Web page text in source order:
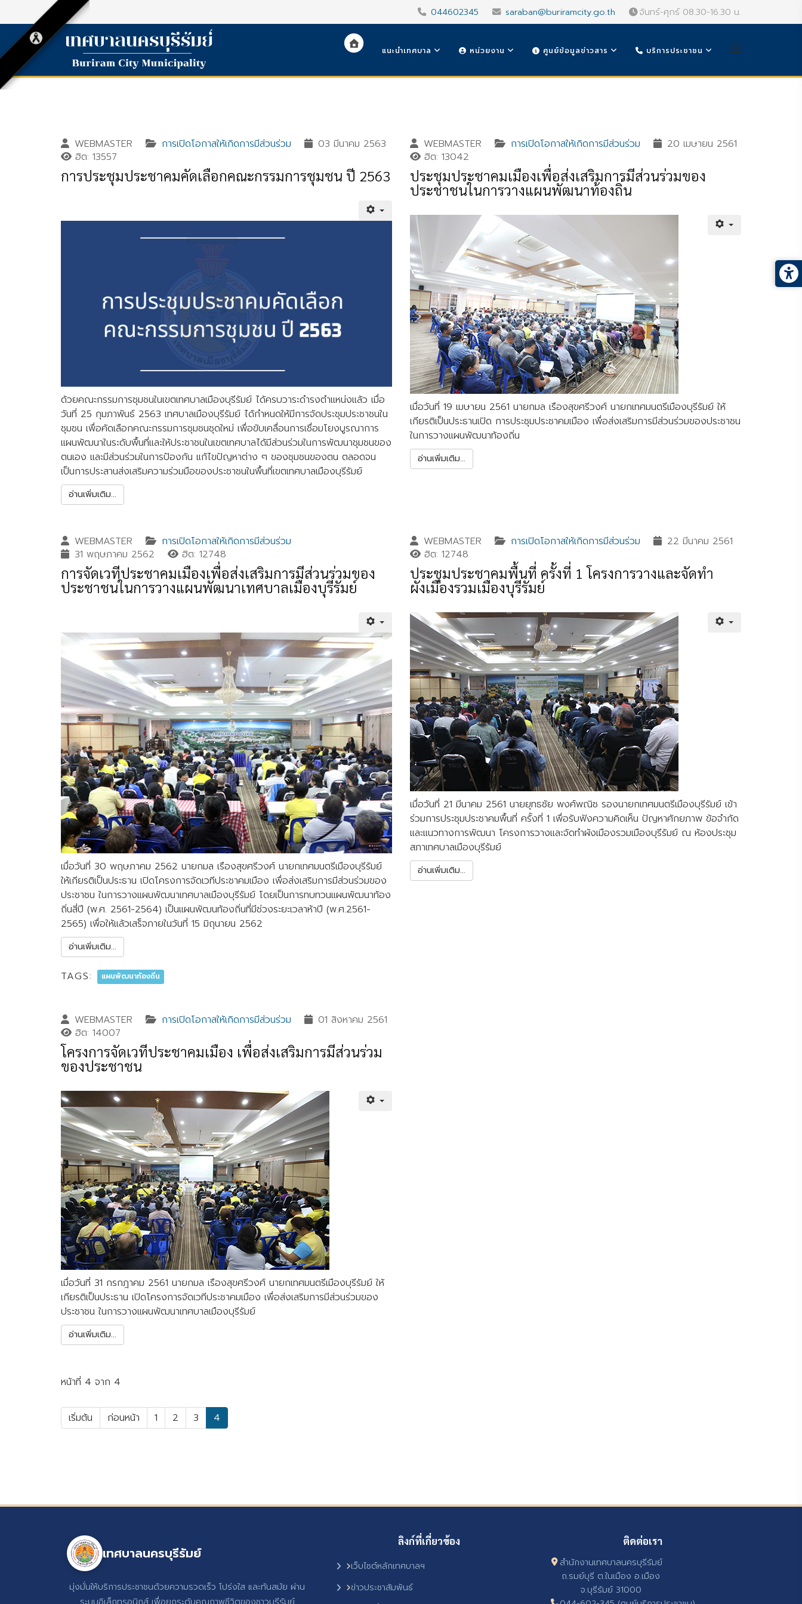
044602345 saraban@buriramcity.go.th จันทร์-ศุกร์ 08.30-16.30 น.
แนะนำเทศบาล หน่วยงาน ศูนย์ข้อมูลข่าวสาร บริการประชาชน
WEBMASTER การเปิดโอกาสให้เกิดการมีส่วนร่วม
03 มีนาคม 2563
ฮิต: 13557
การประชุมประชาคมคัดเลือกคณะกรรมการชุมชน ปี 2563
ด้วยคณะกรรมการชุมชนในเขตเทศบาลเมืองบุรีรัมย์ ได้ครบวาระดำรงตำแหน่งแล้ว เมื่อ
วันที่ 25 กุมภาพันธ์ 2563 เทศบาลเมืองบุรีรัมย์ ได้กำหนดให้มีการจัดประชุมประชาชนใน
ชุมชน เพื่อคัดเลือกคณะกรรมการชุมชนชุดใหม่ เพื่อขับเคลื่อนการเชื่อมโยงบูรณาการ
แผนพัฒนาในระดับพื้นที่และให้ประชาชนในเขตเทศบาลได้มีส่วนร่วมในการพัฒนาชุมชนของ
ตนเอง และมีส่วนร่วมในการป้องกัน แก้ไขปัญหาต่าง ๆ ของชุมชนของตน ตลอดจน
เป็นการประสานส่งเสริมความร่วมมือของประชาชนในพื้นที่เขตเทศบาลเมืองบุรีรัมย์
อ่านเพิ่มเติม...
WEBMASTER การเปิดโอกาสให้เกิดการมีส่วนร่วม
20 เมษายน 2561
ฮิต: 13042
ประชุมประชาคมเมืองเพื่อส่งเสริมการมีส่วนร่วมของ
ประชาชนในการวางแผนพัฒนาท้องถิ่น
เมื่อวันที่ 19 เมษายน 2561 นายกมล เรืองสุขศรีวงศ์ นายกเทศมนตรีเมืองบุรีรัมย์ ให้
เกียรติเป็นประธานเปิด การประชุมประชาคมเมือง เพื่อส่งเสริมการมีส่วนร่วมของประชาชน
ในการวางแผนพัฒนาท้องถิ่น
อ่านเพิ่มเติม...
WEBMASTER
การเปิดโอกาสให้เกิดการมีส่วนร่วม
31 พฤษภาคม 2562
ฮิต: 12748
การจัดเวทีประชาคมเมืองเพื่อส่งเสริมการมีส่วนร่วมของ
ประชาชนในการวางแผนพัฒนาเทศบาลเมืองบุรีรัมย์
เมื่อวันที่ 30 พฤษภาคม 2562 นายกมล เรืองสุขศรีวงศ์ นายกเทศมนตรีเมืองบุรีรัมย์
ให้เกียรติเป็นประธาน เปิดโครงการจัดเวทีประชาคมเมือง เพื่อส่งเสริมการมีส่วนร่วมของ
ประชาชน ในการวางแผนพัฒนาเทศบาลเมืองบุรีรัมย์ โดยเป็นการทบทวนแผนพัฒนาท้อง
ถิ่นสี่ปี (พ.ศ. 2561-2564) เป็นแผนพัฒนท้องถิ่นที่มีช่วงระยะเวลาห้าปี (พ.ศ.2561-
2565) เพื่อให้แล้วเสร็จภายในวันที่ 15 มิถุนายน 2562
อ่านเพิ่มเติม...
TAGS: แผนพัฒนาท้องถิ่น
WEBMASTER การเปิดโอกาสให้เกิดการมีส่วนร่วม
22 มีนาคม 2561
ฮิต: 12748
ประชุมประชาคมพื้นที่ ครั้งที่ 1 โครงการวางและจัดทำ
ผังเมืองรวมเมืองบุรีรัมย์
เมื่อวันที่ 21 มีนาคม 2561 นายยุทธชัย พงศ์พณิช รองนายกเทศมนตรีเมืองบุรีรัมย์ เข้า
ร่วมการประชุมประชาคมพื้นที่ ครั้งที่ 1 เพื่อรับฟังความคิดเห็น ปัญหาศักยภาพ ข้อจำกัด
และแนวทางการพัฒนา โครงการวางและจัดทำผังเมืองรวมเมืองบุรีรัมย์ ณ ห้องประชุม
สภาเทศบาลเมืองบุรีรัมย์
อ่านเพิ่มเติม...
WEBMASTER การเปิดโอกาสให้เกิดการมีส่วนร่วม
01 สิงหาคม 2561
ฮิต: 14007
โครงการจัดเวทีประชาคมเมือง เพื่อส่งเสริมการมีส่วนร่วม
ของประชาชน
เมื่อวันที่ 31 กรกฎาคม 2561 นายกมล เรืองสุขศรีวงศ์ นายกเทศมนตรีเมืองบุรีรัมย์ ให้
เกียรติเป็นประธาน เปิดโครงการจัดเวทีประชาคมเมือง เพื่อส่งเสริมการมีส่วนร่วมของ
ประชาชน ในการวางแผนพัฒนาเทศบาลเมืองบุรีรัมย์
อ่านเพิ่มเติม...
หน้าที่ 4 จาก 4
เริ่มต้น ก่อนหน้า 1 2 3 4
เทศบาลนครบุรีรัมย์
มุ่งมั่นให้บริการประชาชนด้วยความรวดเร็ว โปร่งใส และทันสมัย ผ่าน
ลิงก์ที่เกี่ยวข้อง
เว็บไซต์หลักเทศบาลฯ
ข่าวประชาสัมพันธ์
ติดต่อเรา
สำนักงานเทศบาลนครบุรีรัมย์
ถ.รมย์บุรี ต.ในเมือง อ.เมือง
จ.บุรีรัมย์ 31000